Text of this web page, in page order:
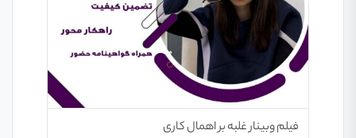
فیلم وبینار غلبه بر اهمال کاری